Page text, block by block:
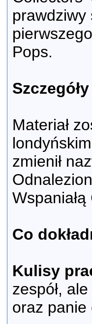
prawdziwy
Pops.
Materiał
zmienił
Co
Kulisy
zespół,
oraz panie